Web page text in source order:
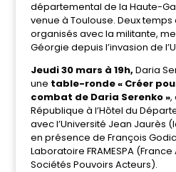
départemental de la Haute-
venue à Toulouse. Deux
organisés avec la militante,
Géorgie depuis l’invasion de
Jeudi 30 mars à 19h, Daria
une table-ronde « Créer
combat de Daria Serenko »,
République à l’Hôtel du
avec l’Université Jean Jaurès
en présence de François
Laboratoire FRAMESPA
Sociétés Pouvoirs Acteurs).